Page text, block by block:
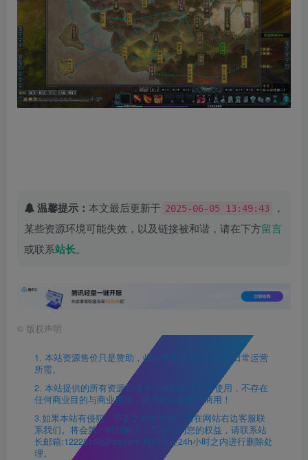
温馨提示： 本文最后更新于 2025-06-05 13:49:43
，
某些资源环境可能失效，以及链接被和谐，请在下方留言
或联系站长。
© 版权声明
1. 本站资源售价只是赞助，收取费用仅维持本站的日常运营
所需。
2. 本站提供的所有资源仅供本地单机参考学习使用，不存在
任何商业目的与商业用途，请大家不要用于商用！
3.如果本站有侵犯、不妥之处的资源，请在网站右边客服联
系我们。将会第一时间解决！若侵犯到您的权益，请联系站
长邮箱:12225150@qq.com 我们会在24h小时之内进行删除处
理。